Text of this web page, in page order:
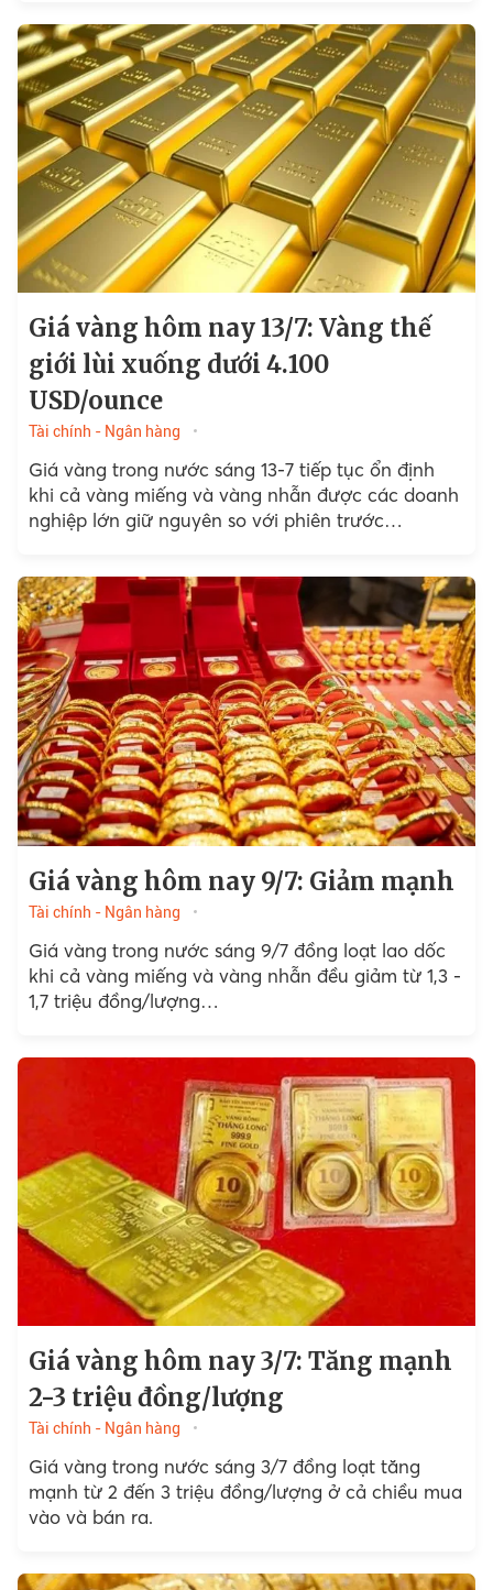
Giá vàng hôm nay 13/7: Vàng thế
giới lùi xuống dưới 4.100
USD/ounce
Tài chính - Ngân hàng
Giá vàng trong nước sáng 13-7 tiếp tục ổn định
khi cả vàng miếng và vàng nhẫn được các doanh
nghiệp lớn giữ nguyên so với phiên trước…
Giá vàng hôm nay 9/7: Giảm mạnh
Tài chính - Ngân hàng
Giá vàng trong nước sáng 9/7 đồng loạt lao dốc
khi cả vàng miếng và vàng nhẫn đều giảm từ 1,3 -
1,7 triệu đồng/lượng…
Giá vàng hôm nay 3/7: Tăng mạnh
2-3 triệu đồng/lượng
Tài chính - Ngân hàng
Giá vàng trong nước sáng 3/7 đồng loạt tăng
mạnh từ 2 đến 3 triệu đồng/lượng ở cả chiều mua
vào và bán ra.